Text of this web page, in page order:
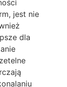
jest nie
dla